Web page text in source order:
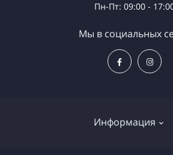
Информация
Пн-Пт: 09:00 -
Мы в социальных